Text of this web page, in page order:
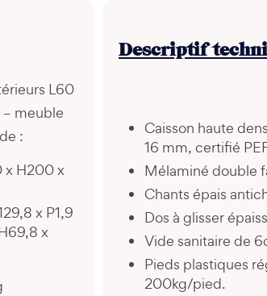
L60
meuble
:
x H200 x
x P1,9
x
Descriptif
Caisson haute
16 mm, certifié
Mélaminé double
Chants épais
Dos à glisser
Vide sanitaire de
Pieds plastiques
200kg/pied.